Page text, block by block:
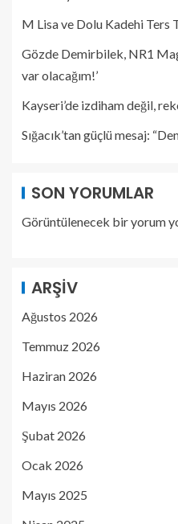
M Lisa ve Dolu Kadehi Ters
Gözde Demirbilek, NR1
var olacağım!’
Kayseri’de izdiham değil,
Sığacık’tan güçlü mesaj:
SON YORUMLAR
Görüntülenecek bir yorum
ARŞIV
Ağustos 2026
Temmuz 2026
Haziran 2026
Mayıs 2026
Şubat 2026
Ocak 2026
Mayıs 2025